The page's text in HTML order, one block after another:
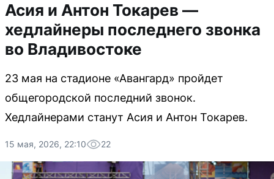
Асия и Антон Токарев —
хедлайнеры последнего звонка
во Владивостоке
23 мая на стадионе «Авангард» пройдет
общегородской последний звонок.
Хедлайнерами станут Асия и Антон Токарев.
15 мая, 2026, 22:10 22